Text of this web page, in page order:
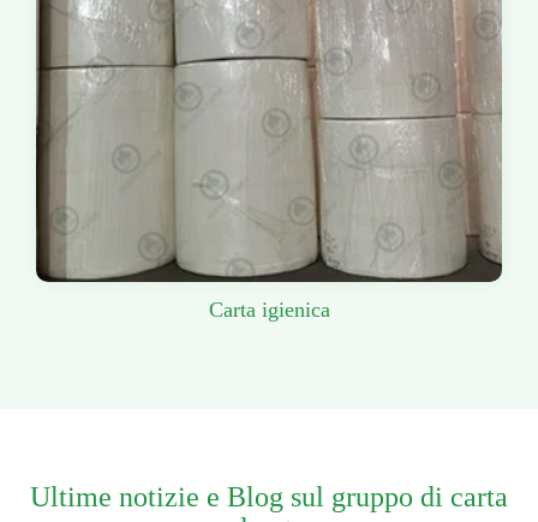
Carta igienica
Ultime notizie e Blog sul gruppo di carta